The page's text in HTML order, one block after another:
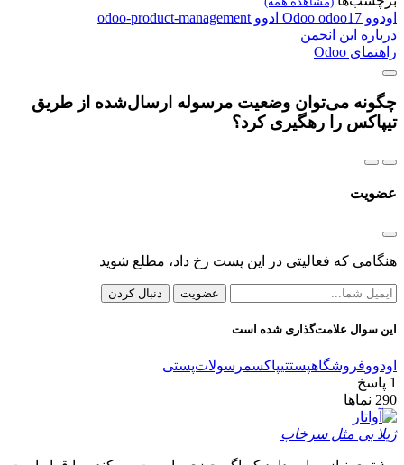
اودوو Odoo odoo17 ادوو odoo-product-management
درباره این انجمن
راهنمای Odoo
چگونه می‌توان وضعیت مرسوله ارسال‌شده از طریق
تیپاکس را رهگیری کرد؟
عضویت
هنگامی که فعالیتی در این پست رخ داد، مطلع شوید
عضویت دنبال کردن
این سوال علامت‌گذاری شده است
اودووفروشگاهپستتیپاکسمرسولات‌پستی
1 پاسخ
290 نماها
ژیلا بی مثل سرخاب